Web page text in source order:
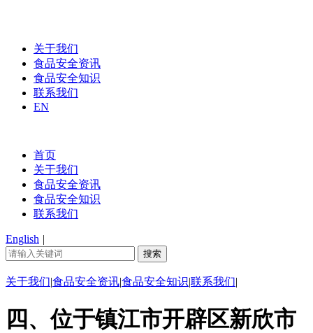
关于我们
食品安全资讯
食品安全知识
联系我们
EN
首页
关于我们
食品安全资讯
食品安全知识
联系我们
English |
关于我们|食品安全资讯|食品安全知识|联系我们|
四、位于镇江市开辟区新欣市